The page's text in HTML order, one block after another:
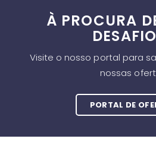
À PROCURA
Visite o nosso portal para
nossas
PORTAL DE